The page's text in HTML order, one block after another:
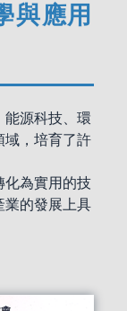
與應用
能源科技、環
域，培育了許
化為實用的技
業的發展上具